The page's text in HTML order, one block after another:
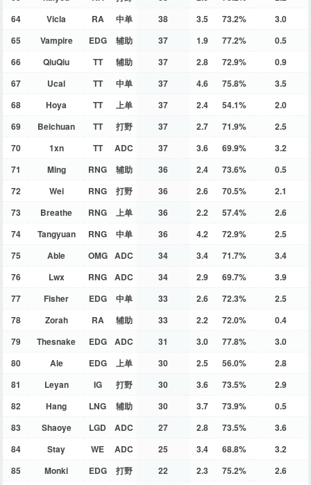
64
Vicla RA 中单 38 3.5 73.2%
3.0
65
Vampire EDG 辅助 37 1.9 77.2%
0.5
66
QiuQiu TT 辅助 37 2.8 72.9%
0.9
67
Ucal TT 中单 37 4.6 75.8%
3.5
68
Hoya TT 上单 37 2.4 54.1%
2.0
69
Beichuan TT 打野 37 2.7 71.9%
2.5
70
1xn TT ADC 37 3.6 69.9%
3.2
71
Ming RNG 辅助 36 2.4 73.6%
0.5
72
Wei RNG 打野 36 2.6 70.5%
2.1
73
Breathe RNG 上单 36 2.2 57.4%
2.6
74
Tangyuan RNG 中单 36 4.2 72.9%
2.5
75
Able OMG ADC 34 3.4 71.7%
3.4
76
Lwx RNG ADC 34 2.9 69.7%
3.9
77
Fisher EDG 中单 33 2.6 72.3%
2.5
78
Zorah RA 辅助 33 2.2 72.0%
0.4
79
Thesnake EDG ADC 31 3.0 77.8%
3.0
80
Ale EDG 上单 30 2.5 56.0%
2.8
81
Leyan IG 打野 30 3.6 73.5%
2.9
82
Hang LNG 辅助 30 3.7 73.9%
0.5
83
Shaoye LGD ADC 27 2.8 73.5%
3.6
84
Stay WE ADC 25 3.4 68.8%
3.2
85
Monki EDG 打野 22 2.3 75.2%
2.6